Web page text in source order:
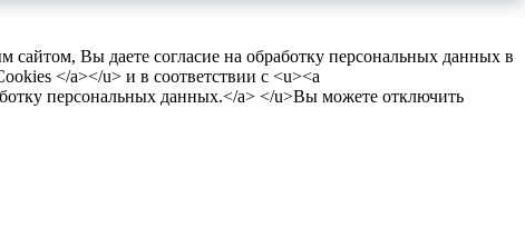
Вы даете согласие на обработку персональных данных в
</a></u> и в соответствии с <u><a
персональных данных.</a> </u>Вы можете отключить